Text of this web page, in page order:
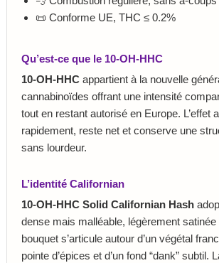
📜 Conforme UE, THC ≤ 0.2%
Qu’est-ce que le 10-OH-HHC
10-OH-HHC appartient à la nouvelle
cannabinoïdes offrant une intensité
tout en restant autorisé en Europe. L’effet
rapidement, reste net et conserve une
sans lourdeur.
L’identité Californian
10-OH-HHC Solid Californian Hash
dense mais malléable, légèrement satinée
bouquet s’articule autour d’un végétal
pointe d’épices et d’un fond “dank” subtil.